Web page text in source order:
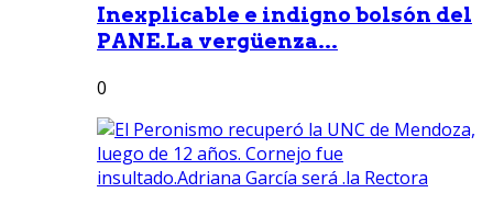
Inexplicable e indigno bolsón del
PANE.La vergüenza...
0